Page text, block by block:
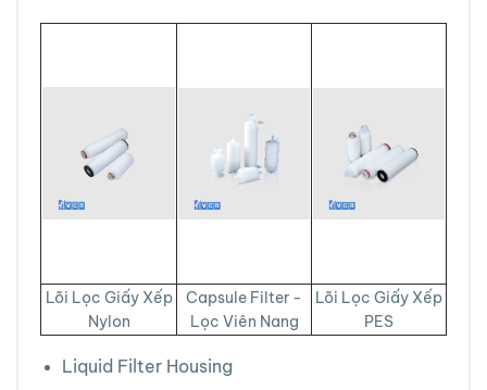
Lõi Lọc Giấy Xếp
Nylon
Capsule Filter -
Lọc Viên Nang
Lõi Lọc Giấy Xếp
PES
Liquid Filter Housing